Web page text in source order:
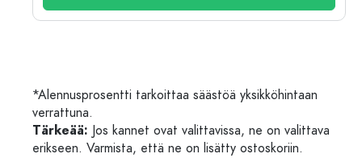
*Alennusprosentti tarkoittaa säästöä yksikköhintaan
verrattuna.
Tärkeää: Jos kannet ovat valittavissa, ne on valittava
erikseen. Varmista, että ne on lisätty ostoskoriin.